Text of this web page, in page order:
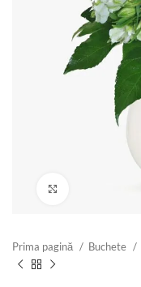
Prima pagină Buchete